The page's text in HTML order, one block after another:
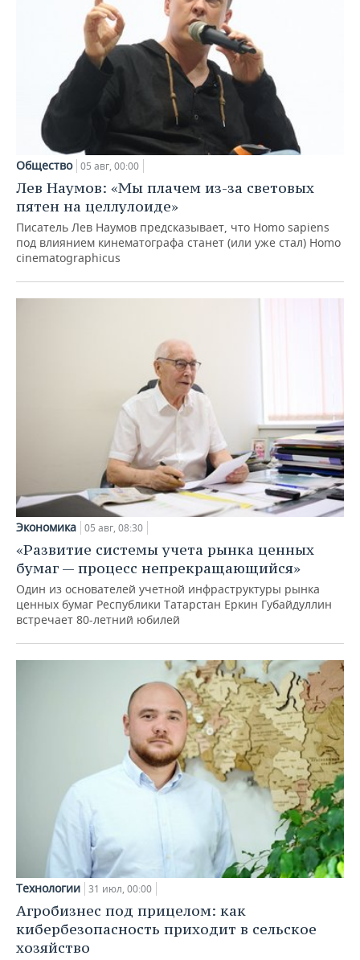
Общество 05 авг, 00:00
Лев Наумов: «Мы плачем из-за световых
пятен на целлулоиде»
Писатель Лев Наумов предсказывает, что Homo sapiens
под влиянием кинематографа станет (или уже стал) Homo
cinematographicus
Экономика 05 авг, 08:30
«Развитие системы учета рынка ценных
бумаг — процесс непрекращающийся»
Один из основателей учетной инфраструктуры рынка
ценных бумаг Республики Татарстан Еркин Губайдуллин
встречает 80-летний юбилей
Технологии 31 июл, 00:00
Агробизнес под прицелом: как
кибербезопасность приходит в сельское
хозяйство